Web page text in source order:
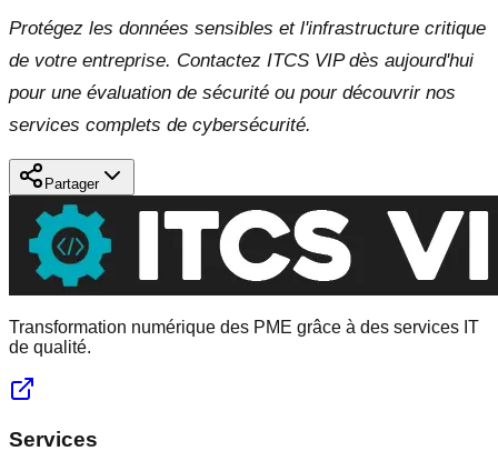
Protégez les données sensibles et l'infrastructure critique
de votre entreprise. Contactez ITCS VIP dès aujourd'hui
pour une évaluation de sécurité ou pour découvrir nos
services complets de cybersécurité.
Partager
Transformation numérique des PME grâce à des services IT
de qualité.
Services